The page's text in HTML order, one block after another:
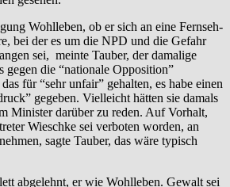
Wohlleben, ob er sich an eine Fernseh-
bei der es um die NPD und die Gefahr
sei, meinte Tauber, der damalige
gegen die “nationale Opposition”
für “sehr unfair” gehalten, es habe einen
gegeben. Vielleicht hätten sie damals
Minister darüber zu reden. Auf Vorhalt,
Wieschke sei verboten worden, an
sagte Tauber, das wäre typisch
abgelehnt, er wie Wohlleben. Gewalt sei